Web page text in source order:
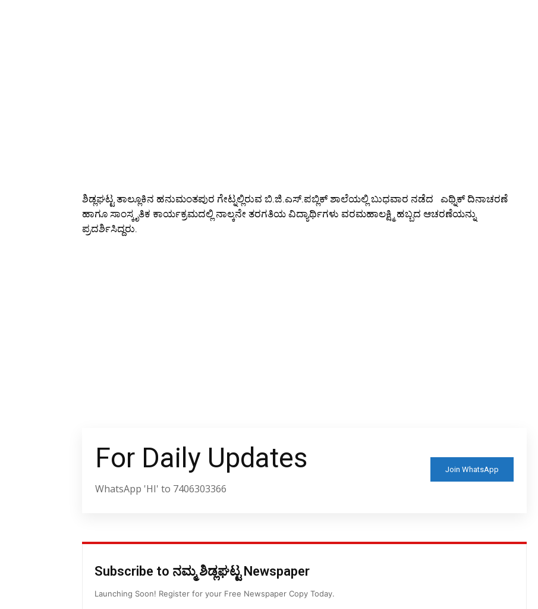
ಶಿಡ್ಲಘಟ್ಟ ತಾಲ್ಲೂಕಿನ ಹನುಮಂತಪುರ ಗೇಟ್ನಲ್ಲಿರುವ ಬಿ.ಜಿ.ಎಸ್.ಪಬ್ಲಿಕ್ ಶಾಲೆಯಲ್ಲಿ ಬುಧವಾರ ನಡೆದ ಎಥ್ನಿಕ್ ದಿನಾಚರಣೆ
ಹಾಗೂ ಸಾಂಸ್ಕೃತಿಕ ಕಾರ್ಯಕ್ರಮದಲ್ಲಿ ನಾಲ್ಕನೇ ತರಗತಿಯ ವಿದ್ಯಾರ್ಥಿಗಳು ವರಮಹಾಲಕ್ಷ್ಮಿ ಹಬ್ಬದ ಆಚರಣೆಯನ್ನು
ಪ್ರದರ್ಶಿಸಿದ್ದರು.
For Daily Updates
WhatsApp 'HI' to 7406303366
Join WhatsApp
Subscribe to ನಮ್ಮ ಶಿಡ್ಲಘಟ್ಟ Newspaper
Launching Soon! Register for your Free Newspaper Copy Today.